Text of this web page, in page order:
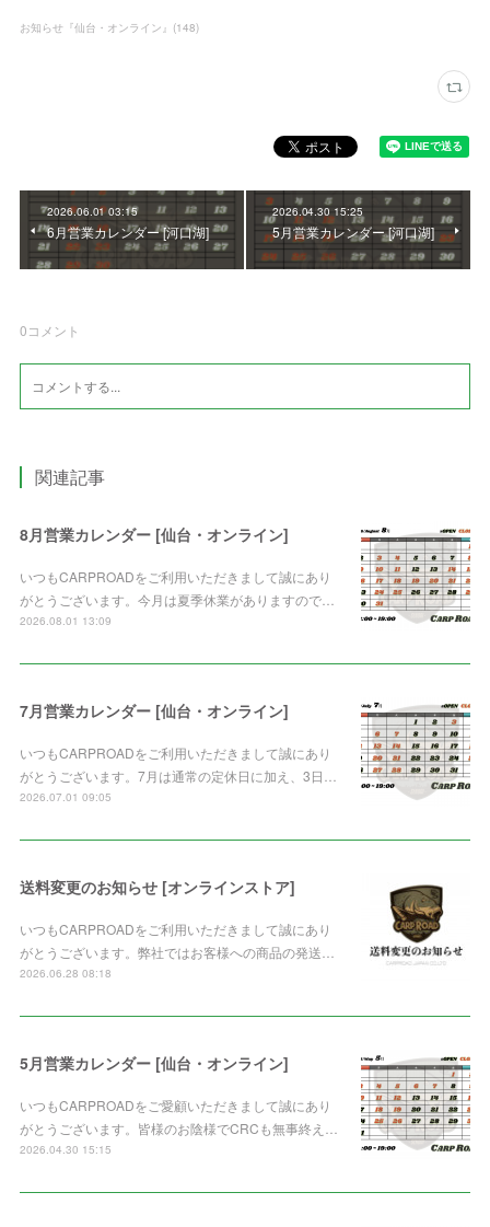
お知らせ『仙台・オンライン』 (148)
2026.06.01 03:15
6月営業カレンダー [河口湖]
2026.04.30 15:25
5月営業カレンダー [河口湖]
0コメント
関連記事
8月営業カレンダー [仙台・オンライン]
いつもCARPROADをご利用いただきまして誠にあり
がとうございます。今月は夏季休業がありますので…
2026.08.01 13:09
7月営業カレンダー [仙台・オンライン]
いつもCARPROADをご利用いただきまして誠にあり
がとうございます。7月は通常の定休日に加え、3日…
2026.07.01 09:05
送料変更のお知らせ [オンラインストア]
いつもCARPROADをご利用いただきまして誠にあり
がとうございます。弊社ではお客様への商品の発送…
2026.06.28 08:18
5月営業カレンダー [仙台・オンライン]
いつもCARPROADをご愛顧いただきまして誠にあり
がとうございます。皆様のお陰様でCRCも無事終え…
2026.04.30 15:15